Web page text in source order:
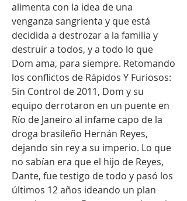
alimenta con la idea de una
venganza sangrienta y que está
decidida a destrozar a la familia y
destruir a todos, y a todo lo que
Dom ama, para siempre. Retomando
los conflictos de Rápidos Y Furiosos:
5in Control de 2011, Dom y su
equipo derrotaron en un puente en
Río de Janeiro al infame capo de la
droga brasileño Hernán Reyes,
dejando sin rey a su imperio. Lo que
no sabían era que el hijo de Reyes,
Dante, fue testigo de todo y pasó los
últimos 12 años ideando un plan